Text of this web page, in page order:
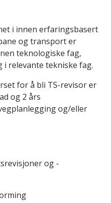
i innen erfaringsbasert
og transport er
teknologiske fag,
relevante tekniske fag.
for å bli TS-revisor er
og 2 års
og/eller
og -